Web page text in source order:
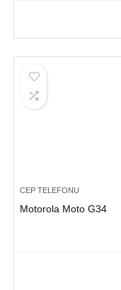
CEP TELEFONU
Motorola Moto G34